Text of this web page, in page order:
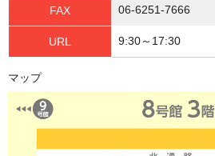
FAX 06-6251-7666
URL 9:30～17:30
マップ